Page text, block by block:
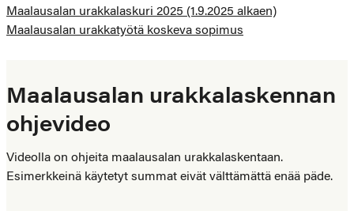
Maalausalan urakkalaskuri 2025 (1.9.2025 alkaen)
Maalausalan urakkatyötä koskeva sopimus
Maalausalan urakkalaskennan
ohjevideo
Videolla on ohjeita maalausalan urakkalaskentaan.
Esimerkkeinä käytetyt summat eivät välttämättä enää päde.